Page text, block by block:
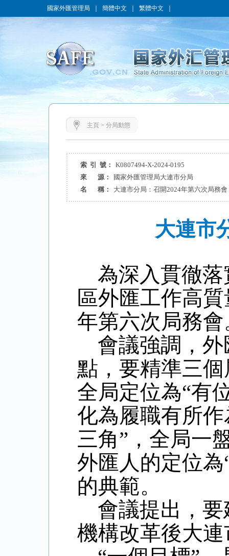
國家外匯管理局 簡體中文 繁體中文
主頁 > 分局動態
索 引 號：
K0807494-X-2024-0195
來 源：
國家外匯管理局大連市分局
名 稱：
大連市分局：召開2024年第六次局務會
大連市
為深入貫徹
區外匯工作高
年第六次局務會
會議強調，
點，要精準三
全局定位為“有
化為履職有所
三角”，全局一
外匯人的定位
的典範。
會議提出，要
機構改革後大